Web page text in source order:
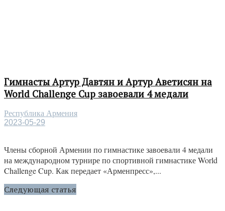
Гимнасты Артур Давтян и Артур Аветисян на
World Challenge Cup завоевали 4 медали
Республика Армения
2023-05-29
Члены сборной Армении по гимнастике завоевали 4 медали
на международном турнире по спортивной гимнастике World
Challenge Cup. Как передает «Арменпресс»,...
Следующая статья